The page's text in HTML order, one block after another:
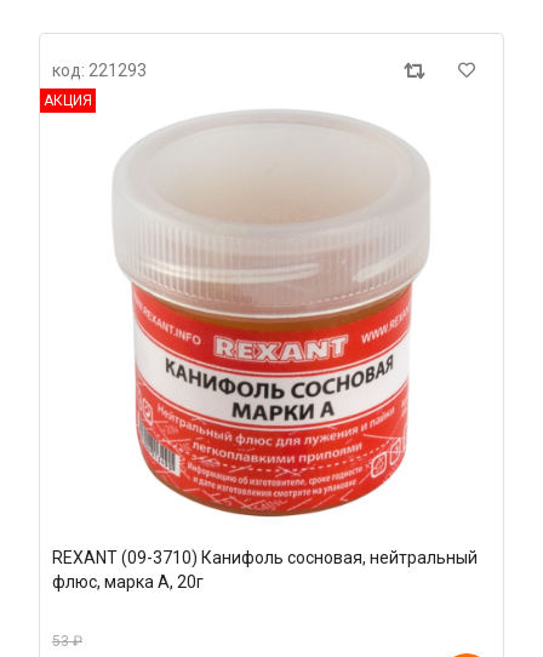
код: 221293
АКЦИЯ
REXANT (09-3710) Канифоль сосновая, нейтральный
флюс, марка А, 20г
53 ₽